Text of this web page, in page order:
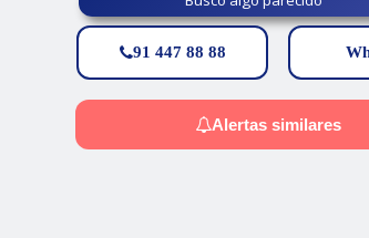
91 447 88 88
Alertas similares